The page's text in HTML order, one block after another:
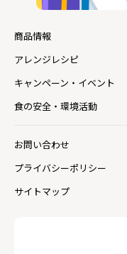
商品情報
アレンジレシピ
キャンペーン・イベント
食の安全・環境活動
お問い合わせ
プライバシーポリシー
サイトマップ